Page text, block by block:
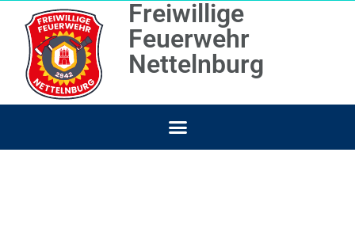
Freiwillige
Feuerwehr
Nettelnburg